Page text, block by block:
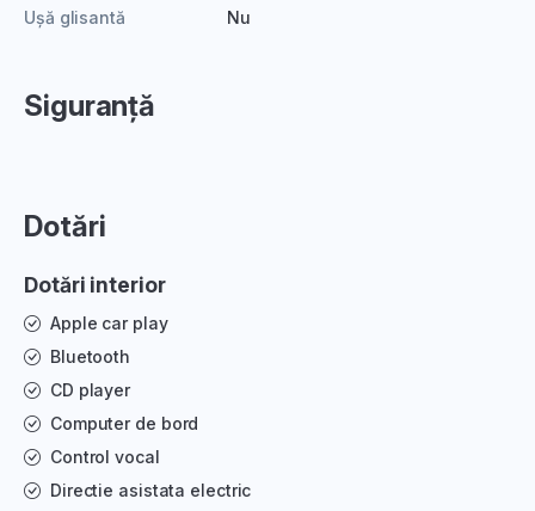
Ușă glisantă
Nu
Siguranță
Dotări
Dotări interior
Apple car play
Bluetooth
CD player
Computer de bord
Control vocal
Directie asistata electric